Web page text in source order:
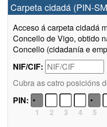
Carpeta cidadá (PIN-
Acceso á carpeta cidadá
Concello de Vigo, obtido
Concello (cidadanía e
NIF/CIF:
Cubra as catro posicións
PIN:
1 2 3 4 5